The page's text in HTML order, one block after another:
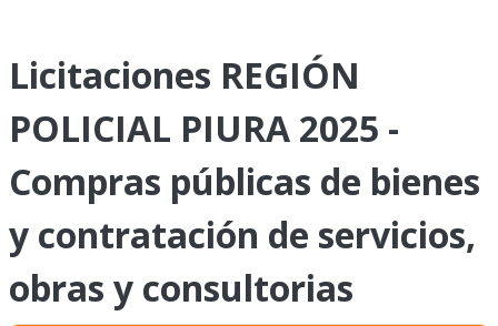
Licitaciones REGIÓN
POLICIAL PIURA 2025 -
Compras públicas de bienes
y contratación de servicios,
obras y consultorias